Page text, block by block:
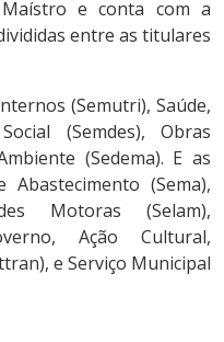
e conta com a
entre as titulares
(Semutri), Saúde,
(Semdes), Obras
(Sedema). E as
(Sema),
Motoras (Selam),
Ação Cultural,
e Serviço Municipal